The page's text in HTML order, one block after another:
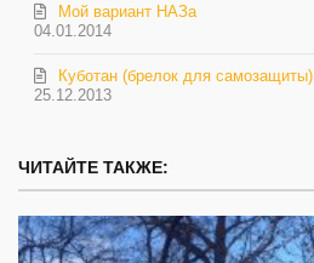
04.01.2014
Мой вариант НАЗа
25.12.2013
Куботан (брелок для самозащиты).
ЧИТАЙТЕ ТАКЖЕ: